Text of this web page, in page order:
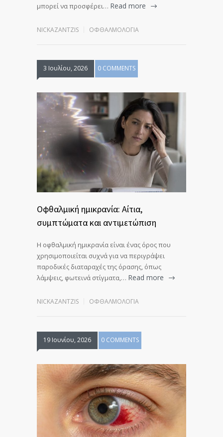
μπορεί να προσφέρει… Read more
NICKAZANTZIS ΟΦΘΑΛΜΟΛΟΓΊΑ
3 Ιουλίου, 2026 0 COMMENTS
Οφθαλμική ημικρανία: Αίτια,
συμπτώματα και αντιμετώπιση
Η οφθαλμική ημικρανία είναι ένας όρος που
χρησιμοποιείται συχνά για να περιγράψει
παροδικές διαταραχές της όρασης, όπως
λάμψεις, φωτεινά στίγματα,… Read more
NICKAZANTZIS ΟΦΘΑΛΜΟΛΟΓΊΑ
19 Ιουνίου, 2026 0 COMMENTS